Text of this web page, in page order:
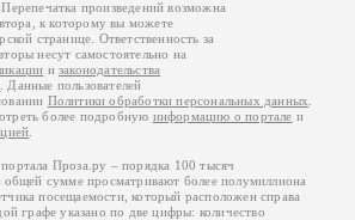
. Перепечатка произведений возможна
к которому вы можете
странице. Ответственность за
несут самостоятельно на
изаконодательства
. Данные пользователей
Политики обработки персональных данных
более подробную информацию о портале и
Проза.ру – порядка 100 тысяч
общей сумме просматривают более полумиллиона
посещаемости, который расположен справа
графе указано по две цифры: количество